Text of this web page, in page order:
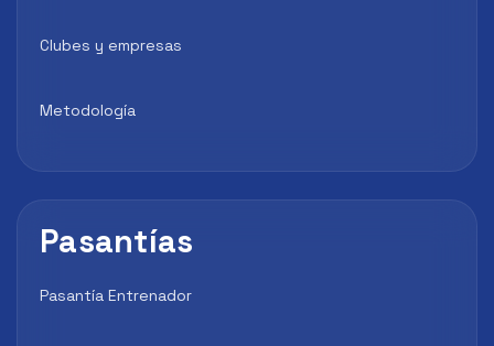
Clubes y empresas
Metodología
Pasantías
Pasantía Entrenador